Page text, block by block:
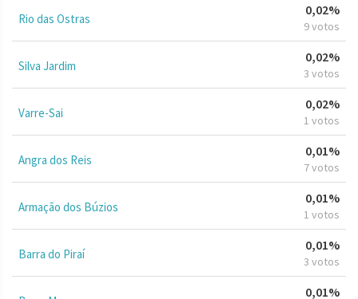
Rio das Ostras
0,02%
9 votos
Silva Jardim
0,02%
3 votos
Varre-Sai
0,02%
1 votos
Angra dos Reis
0,01%
7 votos
Armação dos Búzios
0,01%
1 votos
Barra do Piraí
0,01%
3 votos
0,01%